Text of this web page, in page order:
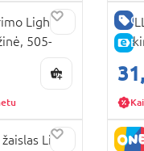
Lights,
505-
31,
Lion